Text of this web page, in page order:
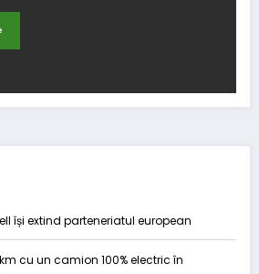
își extind parteneriatul european
km cu un camion 100% electric în